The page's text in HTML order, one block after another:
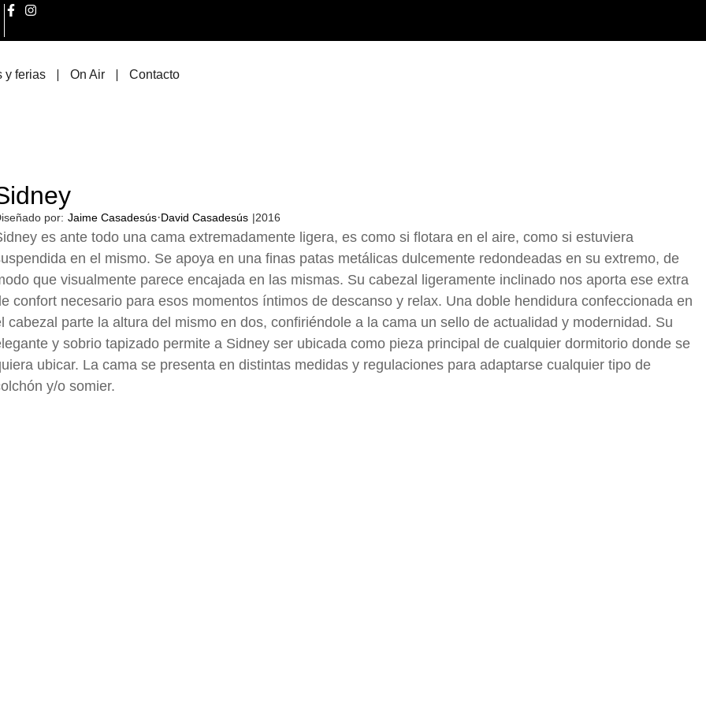
y ferias On Air Contacto
por: Jaime Casadesús·David Casadesús |2016
es ante todo una cama extremadamente ligera, es como si flotara en el aire, como si estuviera
en el mismo. Se apoya en una finas patas metálicas dulcemente redondeadas en su extremo, de
que visualmente parece encajada en las mismas. Su cabezal ligeramente inclinado nos aporta ese extra
confort necesario para esos momentos íntimos de descanso y relax. Una doble hendidura confeccionada en
cabezal parte la altura del mismo en dos, confiriéndole a la cama un sello de actualidad y modernidad. Su
y sobrio tapizado permite a Sidney ser ubicada como pieza principal de cualquier dormitorio donde se
ubicar. La cama se presenta en distintas medidas y regulaciones para adaptarse cualquier tipo de
y/o somier.